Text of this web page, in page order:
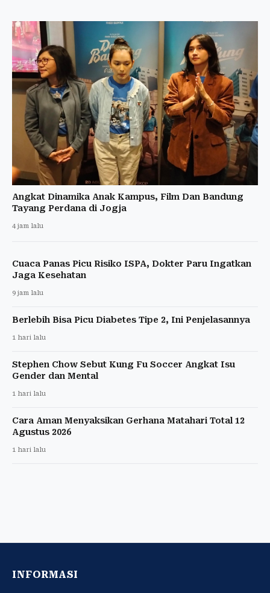
Angkat Dinamika Anak Kampus, Film Dan Bandung
Tayang Perdana di Jogja
4 jam lalu
Cuaca Panas Picu Risiko ISPA, Dokter Paru Ingatkan
Jaga Kesehatan
9 jam lalu
Berlebih Bisa Picu Diabetes Tipe 2, Ini Penjelasannya
1 hari lalu
Stephen Chow Sebut Kung Fu Soccer Angkat Isu
Gender dan Mental
1 hari lalu
Cara Aman Menyaksikan Gerhana Matahari Total 12
Agustus 2026
1 hari lalu
INFORMASI